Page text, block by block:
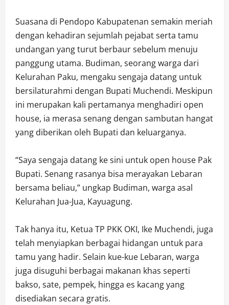
Suasana di Pendopo Kabupatenan semakin meriah
dengan kehadiran sejumlah pejabat serta tamu
undangan yang turut berbaur sebelum menuju
panggung utama. Budiman, seorang warga dari
Kelurahan Paku, mengaku sengaja datang untuk
bersilaturahmi dengan Bupati Muchendi. Meskipun
ini merupakan kali pertamanya menghadiri open
house, ia merasa senang dengan sambutan hangat
yang diberikan oleh Bupati dan keluarganya.
“Saya sengaja datang ke sini untuk open house Pak
Bupati. Senang rasanya bisa merayakan Lebaran
bersama beliau,” ungkap Budiman, warga asal
Kelurahan Jua-Jua, Kayuagung.
Tak hanya itu, Ketua TP PKK OKI, Ike Muchendi, juga
telah menyiapkan berbagai hidangan untuk para
tamu yang hadir. Selain kue-kue Lebaran, warga
juga disuguhi berbagai makanan khas seperti
bakso, sate, pempek, hingga es kacang yang
disediakan secara gratis.